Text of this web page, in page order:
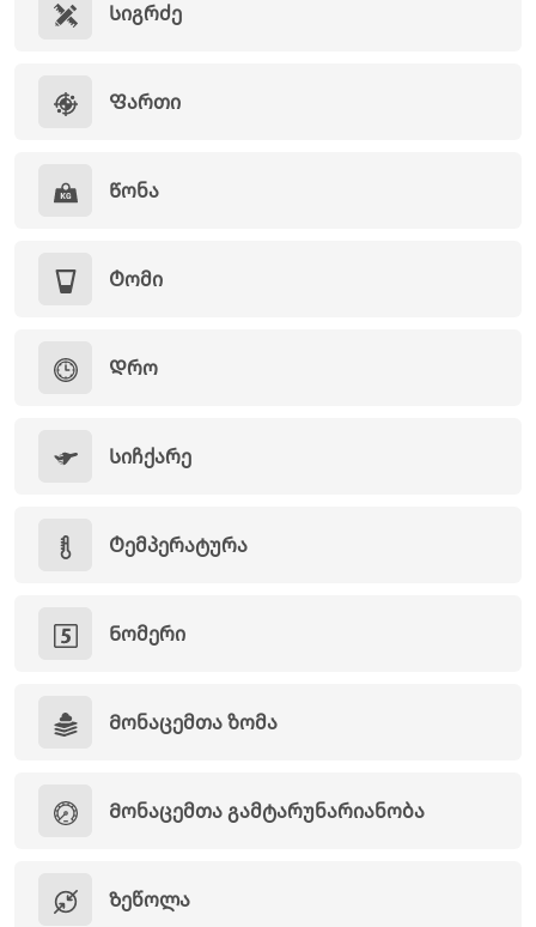
Სიგრძე
Ფართი
Წონა
Ტომი
Დრო
Სიჩქარე
Ტემპერატურა
Ნომერი
Მონაცემთა ზომა
Მონაცემთა გამტარუნარიანობა
Ზეწოლა